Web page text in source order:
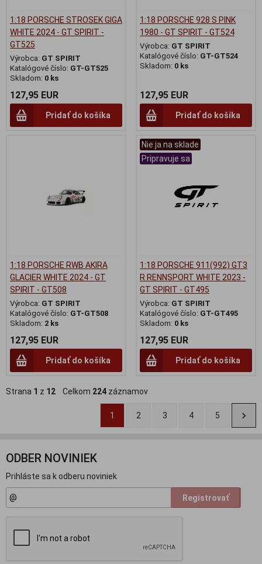
1:18 PORSCHE STROSEK GIGA
WHITE 2024 - GT SPIRIT -
GT525
Výrobca: GT SPIRIT
Katalógové číslo: GT-GT525
Skladom: 0 ks
127,95 EUR
Pridať do košíka
1:18 PORSCHE 928 S PINK
1980 - GT SPIRIT - GT524
Výrobca: GT SPIRIT
Katalógové číslo: GT-GT524
Skladom: 0 ks
127,95 EUR
Pridať do košíka
1:18 PORSCHE RWB AKIRA
GLACIER WHITE 2024 - GT
SPIRIT - GT508
Výrobca: GT SPIRIT
Katalógové číslo: GT-GT508
Skladom: 2 ks
127,95 EUR
Pridať do košíka
Nie ja na sklade
Pripravuje sa
1:18 PORSCHE 911(992) GT3
R RENNSPORT WHITE 2023 -
GT SPIRIT - GT495
Výrobca: GT SPIRIT
Katalógové číslo: GT-GT495
Skladom: 0 ks
127,95 EUR
Pridať do košíka
Strana 1 z 12 Celkom 224 záznamov
1 2 3 4 5
ODBER NOVINIEK
Prihláste sa k odberu noviniek
Registrovať